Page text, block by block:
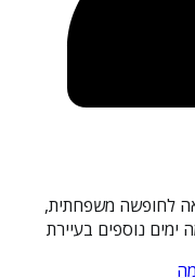
לחופשה משפחתית,
ימים נוספים בעיירת